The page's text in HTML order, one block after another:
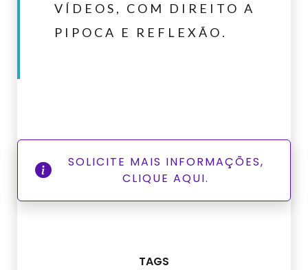
VÍDEOS, COM DIREITO A
PIPOCA E REFLEXÃO .
SOLICITE MAIS INFORMAÇÕES,
CLIQUE AQUI.
TAGS